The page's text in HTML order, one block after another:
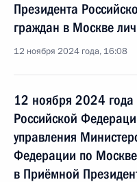
Президента
граждан в Москве
12 ноября 2024 года, 16:08
12 ноября 2024 года
Российской
управления
Федерации по
в Приёмной